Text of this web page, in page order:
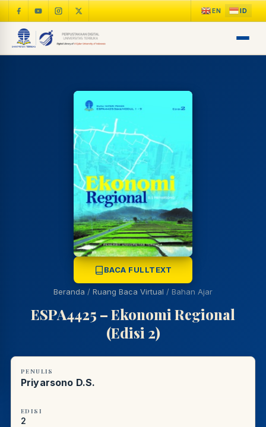
BACA FULLTEXT
Beranda / Ruang Baca Virtual / Bahan Ajar
ESPA4425 – Ekonomi Regional
(Edisi 2)
PENULIS
Priyarsono D.S.
EDISI
2
NARA
LIBRARY NAVIGASI AKSES
REFERENSI AKADEMIK
Online A±
PUSTAKAWAN DIGITAL UT · LAYANAN INFORMASI